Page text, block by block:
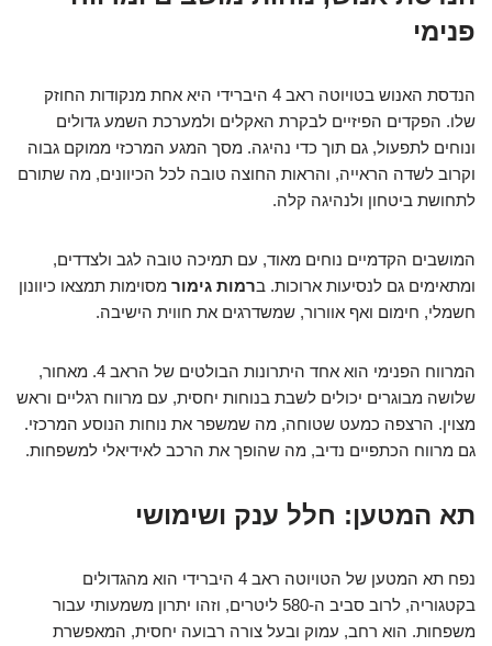
פנימי
הנדסת האנוש בטויוטה ראב 4 היברידי היא אחת מנקודות החוזק
שלו. הפקדים הפיזיים לבקרת האקלים ולמערכת השמע גדולים
ונוחים לתפעול, גם תוך כדי נהיגה. מסך המגע המרכזי ממוקם גבוה
וקרוב לשדה הראייה, והראות החוצה טובה לכל הכיוונים, מה שתורם
לתחושת ביטחון ולנהיגה קלה.
המושבים הקדמיים נוחים מאוד, עם תמיכה טובה לגב ולצדדים,
ומתאימים גם לנסיעות ארוכות. ברמות גימור מסוימות תמצאו כיוונון
חשמלי, חימום ואף אוורור, שמשדרגים את חווית הישיבה.
המרווח הפנימי הוא אחד היתרונות הבולטים של הראב 4. מאחור,
שלושה מבוגרים יכולים לשבת בנוחות יחסית, עם מרווח רגליים וראש
מצוין. הרצפה כמעט שטוחה, מה שמשפר את נוחות הנוסע המרכזי.
גם מרווח הכתפיים נדיב, מה שהופך את הרכב לאידיאלי למשפחות.
תא המטען: חלל ענק ושימושי
נפח תא המטען של הטויוטה ראב 4 היברידי הוא מהגדולים
בקטגוריה, לרוב סביב ה-580 ליטרים, וזהו יתרון משמעותי עבור
משפחות. הוא רחב, עמוק ובעל צורה רבועה יחסית, המאפשרת